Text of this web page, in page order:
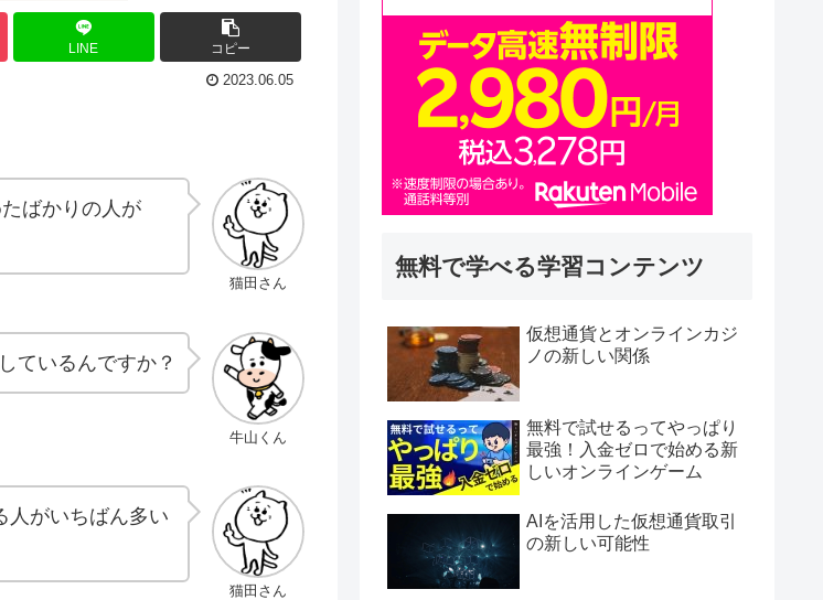
LINE コピー
2023.06.05
猫田さん
ばかりの人が
牛山くん
ているんですか？
猫田さん
人がいちばん多い
無料で学べる学習コンテンツ
仮想通貨とオンラインカジ
ノの新しい関係
無料で試せるってやっぱり
最強！入金ゼロで始める新
しいオンラインゲーム
AIを活用した仮想通貨取引
の新しい可能性